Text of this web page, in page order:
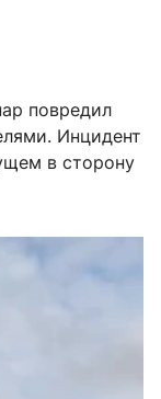
повредил
Инцидент
в сторону